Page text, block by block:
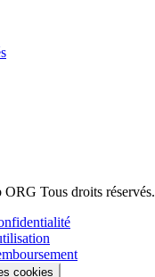
Tous droits réservés.
cookies